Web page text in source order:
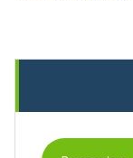
Pencarian